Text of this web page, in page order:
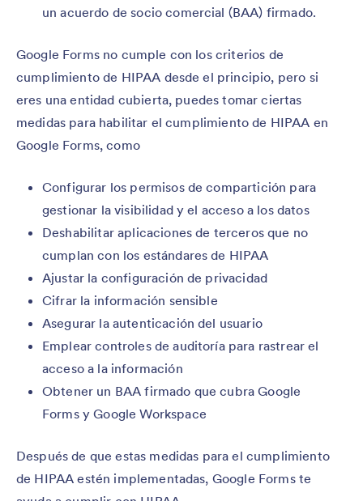
un acuerdo de socio comercial (BAA) firmado.
Google Forms no cumple con los criterios de
cumplimiento de HIPAA desde el principio, pero si
eres una entidad cubierta, puedes tomar ciertas
medidas para habilitar el cumplimiento de HIPAA en
Google Forms, como
Configurar los permisos de compartición para
gestionar la visibilidad y el acceso a los datos
Deshabilitar aplicaciones de terceros que no
cumplan con los estándares de HIPAA
Ajustar la configuración de privacidad
Cifrar la información sensible
Asegurar la autenticación del usuario
Emplear controles de auditoría para rastrear el
acceso a la información
Obtener un BAA firmado que cubra Google
Forms y Google Workspace
Después de que estas medidas para el cumplimiento
de HIPAA estén implementadas, Google Forms te